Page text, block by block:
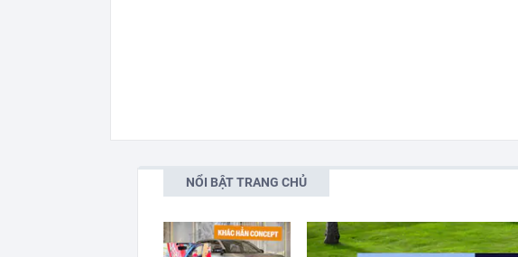
NỔI BẬT TRANG CHỦ